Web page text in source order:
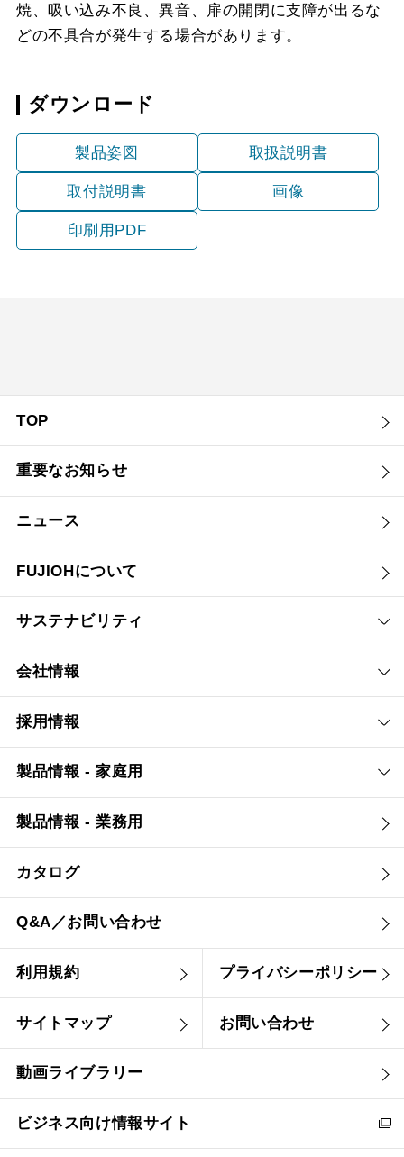
焼、吸い込み不良、異音、扉の開閉に支障が出るな
どの不具合が発生する場合があります。
ダウンロード
製品姿図 取扱説明書
取付説明書 画像
印刷用PDF
TOP
重要なお知らせ
ニュース
FUJIOHについて
サステナビリティ
会社情報
採用情報
製品情報 - 家庭用
製品情報 - 業務用
カタログ
Q&A／お問い合わせ
利用規約 プライバシーポリシー
サイトマップ お問い合わせ
動画ライブラリー
ビジネス向け情報サイト